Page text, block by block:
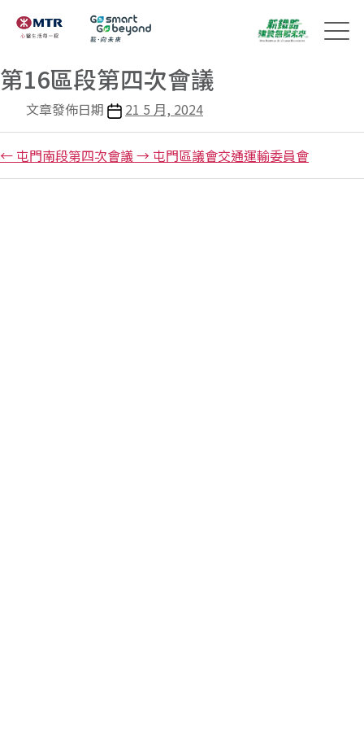
第16區段第四次會議
文章發佈日期 21 5 月, 2024
← 屯門南段第四次會議→ 屯門區議會交通運輸委員會